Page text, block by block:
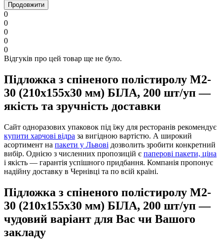
Продовжити
0
0
0
0
0
Відгуків про цей товар ще не було.
Підложка з спіненого полістиролу М2-
30 (210х155х30 мм) БІЛА, 200 шт/уп —
якість та зручність доставки
Сайт одноразових упаковок під їжу для ресторанів рекомендує
купити харчові відра за вигідною вартістю. А широкий
асортимент на пакети у Львові дозволить зробити конкретний
вибір. Однією з численних пропозицій є паперові пакети, ціна
і якість — гарантія успішного придбання. Компанія пропонує
надійну доставку в Чернівці та по всій країні.
Підложка з спіненого полістиролу М2-
30 (210х155х30 мм) БІЛА, 200 шт/уп —
чудовий варіант для Вас чи Вашого
закладу